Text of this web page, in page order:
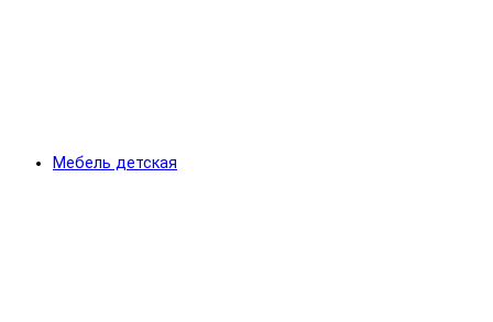
Мебель детская